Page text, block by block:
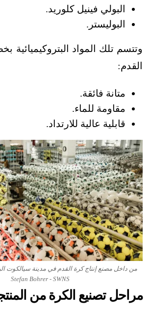
البولي فينيل كلوريد.
البوليستر.
وتتسم تلك المواد البتروكيميائية
القدم:
متانة فائقة.
مقاومة للماء.
قابلية عالية للارتداد.
من داخل مصنع إنتاج كرة القدم في مدينة سيالكوت
Stefan Bohrer - SWNS
مراحل تصنيع الكرة من